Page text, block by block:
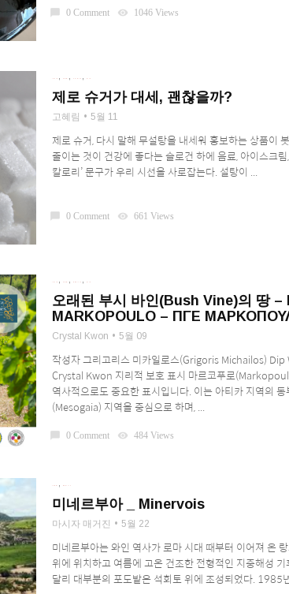
chat_bubble 0 Comment visibility 1046 Views
제로 슈거가 대세, 괜찮을까?
고혜림 5월 11
제로 슈거, 다시 말해 무설탕을 내세워 홍보하는 상품이
줄이는 것이 건강에 좋다는 슬로건 하에 음료, 아이스크림
칼로리’ 문구가 우리 시선을 사로잡는다. 설탕이 ...
chat_bubble 0 Comment visibility 661 Views
오래된 부시 바인(Bush Vine)의 땅 –
MARKOPOULO – ΠΓΕ
Crystal Kwon 5월 09
작성자 그리고리스 미카일로스(Grigoris Michailos) Dip
Crystal Kwon 지리적 보호 표시 마르코푸로
역사적으로도 중요한 표시입니다. 이는 아티카 지역의
(Mesogaia) 지역을 중심으로 하며, ...
chat_bubble 0 Comment visibility 484 Views
미네르부아 _ Minervois
마시자 매거진 5월 22
미네르부아는 와인 역사가 로마 시대 때부터 이어져 온
위에 위치하고 여름에 고온 건조한 전형적인 지중해성
달리 대부분의 포도밭은 석회토 위에 조성되었다. 1985